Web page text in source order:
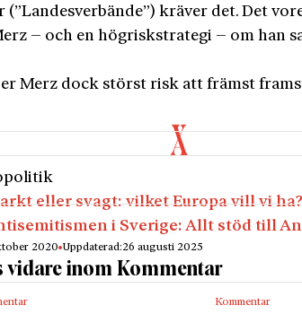
(”Landesverbände”) kräver det. Det
– och en högriskstrategi – om han
Merz dock störst risk att främst
eller svagt: vilket Europa vill vi
i Sverige: Allt stöd till
2020 Uppdaterad:26 augusti 2025
vidare inom Kommentar
Kommentar